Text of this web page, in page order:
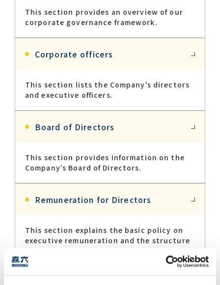
#Global network
#Diversity & Inclusion
This section provides an overview of our
corporate governance framework.
Corporate officers
This section lists the Company’s directors
and executive officers.
Board of Directors​
This section provides information on the
Company’s Board of Directors.
Remuneration for Directors
This section explains the basic policy on
executive remuneration and the structure